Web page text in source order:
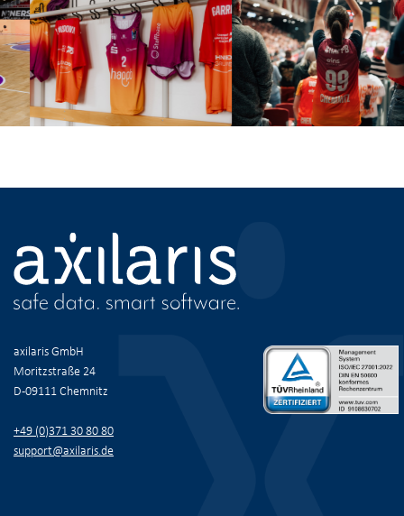
axilaris GmbH
Moritzstraße 24
D-09111 Chemnitz
+49 (0)371 30 80 80
support@axilaris.de